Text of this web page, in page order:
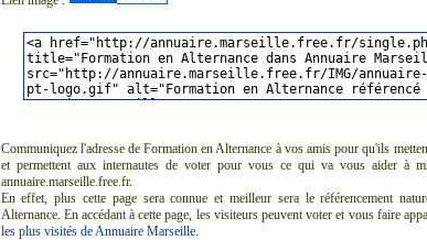
Communiquez l'adresse de Formation en Alternance à vos amis pour qu'ils
et permettent aux internautes de voter pour vous ce qui va vous aider à
annuaire.marseille.free.fr.
En effet, plus cette page sera connue et meilleur sera le référencement
Alternance. En accédant à cette page, les visiteurs peuvent voter et vous faire
les plus visités de Annuaire Marseille.